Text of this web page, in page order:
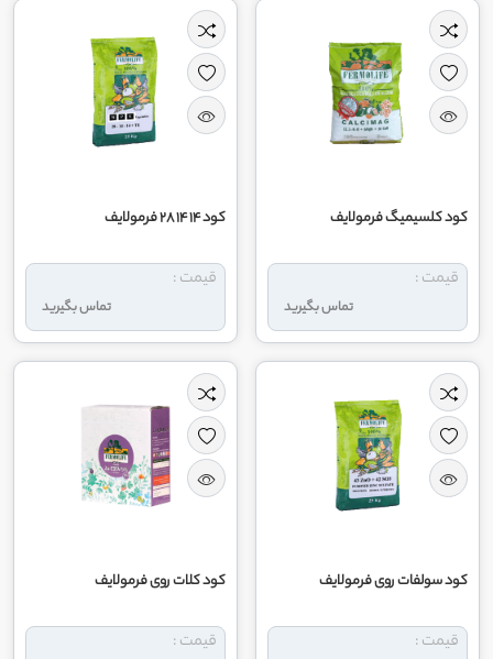
کود کلسیمیگ فرمولایف
تماس بگیرید
قیمت :
کود 14 14 28 فرمولایف
تماس بگیرید
قیمت :
کود سولفات روی فرمولایف
قیمت :
کود کلات روی فرمولایف
قیمت :